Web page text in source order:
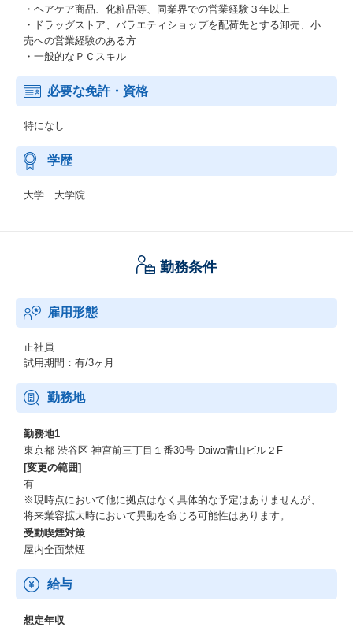
・ヘアケア商品、化粧品等、同業界での営業経験３年以上
・ドラッグストア、バラエティショップを配荷先とする卸売、小
売への営業経験のある方
・一般的なＰＣスキル
必要な免許・資格
特になし
学歴
大学 大学院
勤務条件
雇用形態
正社員
試用期間：有/3ヶ月
勤務地
勤務地1
東京都 渋谷区 神宮前三丁目１番30号 Daiwa青山ビル２F
[変更の範囲]
有
※現時点において他に拠点はなく具体的な予定はありませんが、
将来業容拡大時において異動を命じる可能性はあります。
受動喫煙対策
屋内全面禁煙
給与
想定年収